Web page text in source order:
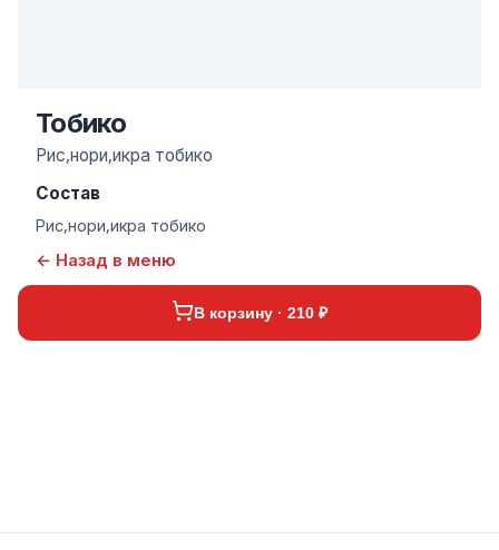
Тобико
Рис,нори,икра тобико
Состав
Рис,нори,икра тобико
← Назад в меню
В корзину · 210 ₽